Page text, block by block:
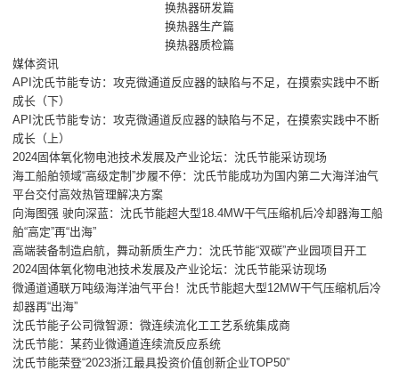
换热器研发篇
换热器生产篇
换热器质检篇
媒体资讯
API沈氏节能专访：攻克微通道反应器的缺陷与不足，在摸索实践中不断
成长（下）
API沈氏节能专访：攻克微通道反应器的缺陷与不足，在摸索实践中不断
成长（上）
2024固体氧化物电池技术发展及产业论坛：沈氏节能采访现场
海工船舶领域“高级定制”步履不停：沈氏节能成功为国内第二大海洋油气
平台交付高效热管理解决方案
向海图强 驶向深蓝：沈氏节能超大型18.4MW干气压缩机后冷却器海工船
舶“高定”再“出海”
高端装备制造启航，舞动新质生产力：沈氏节能“双碳”产业园项目开工
2024固体氧化物电池技术发展及产业论坛：沈氏节能采访现场
微通道通联万吨级海洋油气平台！沈氏节能超大型12MW干气压缩机后冷
却器再“出海”
沈氏节能子公司微智源：微连续流化工工艺系统集成商
沈氏节能：某药业微通道连续流反应系统
沈氏节能荣登“2023浙江最具投资价值创新企业TOP50”